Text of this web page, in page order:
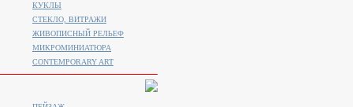
КУКЛЫ
СТЕКЛО, ВИТРАЖИ
ЖИВОПИСНЫЙ РЕЛЬЕФ
МИКРОМИНИАТЮРА
CONTEMPORARY ART